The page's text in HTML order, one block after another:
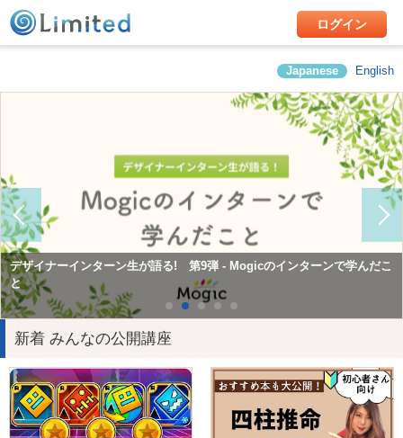
ログイン
Japanese English
Mogicで学んだこと第12弾 広報チームインターン
Mogicで学んだこと第10弾 Consol（コンサルティング&ソリューショ
ン）チームインターン
デザイナーインターン生が語る! 第9弾 - Mogicのインターンで学んだこ
と
新着 みんなの公開講座